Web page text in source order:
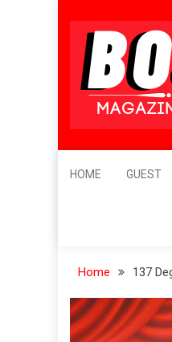
content
Leader's Vision
HOME GUEST
Home 137